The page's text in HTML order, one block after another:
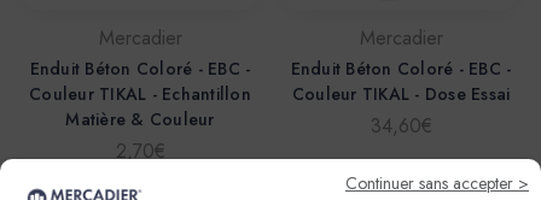
Mercadier
Enduit Béton Coloré - EBC -
Couleur TIKAL - Echantillon
Matière & Couleur
2,70€
Mercadier
Enduit Béton Coloré - EBC -
Couleur TIKAL - Dose Essai
34,60€
Continuer sans accepter >